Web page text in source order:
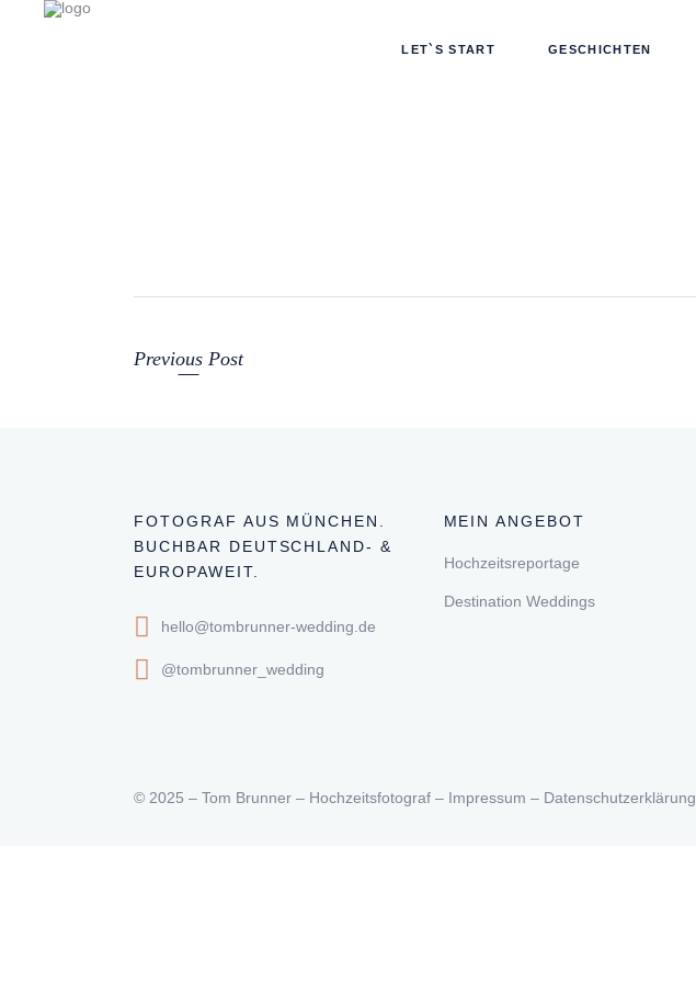
LET`S START GESCHICHTEN
Previous Post
FOTOGRAF AUS MÜNCHEN.
BUCHBAR DEUTSCHLAND- &
EUROPAWEIT.
hello@tombrunner-wedding.de
@tombrunner_wedding
MEIN ANGEBOT
Hochzeitsreportage
Destination Weddings
© 2025 – Tom Brunner – Hochzeitsfotograf – Impressum – Datenschutzerklärung